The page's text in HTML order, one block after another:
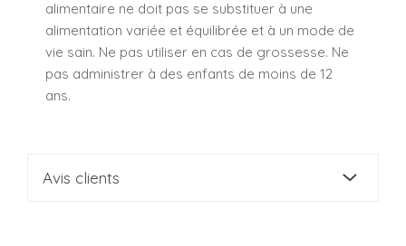
alimentaire ne doit pas se substituer à une
alimentation variée et équilibrée et à un mode de
vie sain. Ne pas utiliser en cas de grossesse. Ne
pas administrer à des enfants de moins de 12
ans.
Avis clients